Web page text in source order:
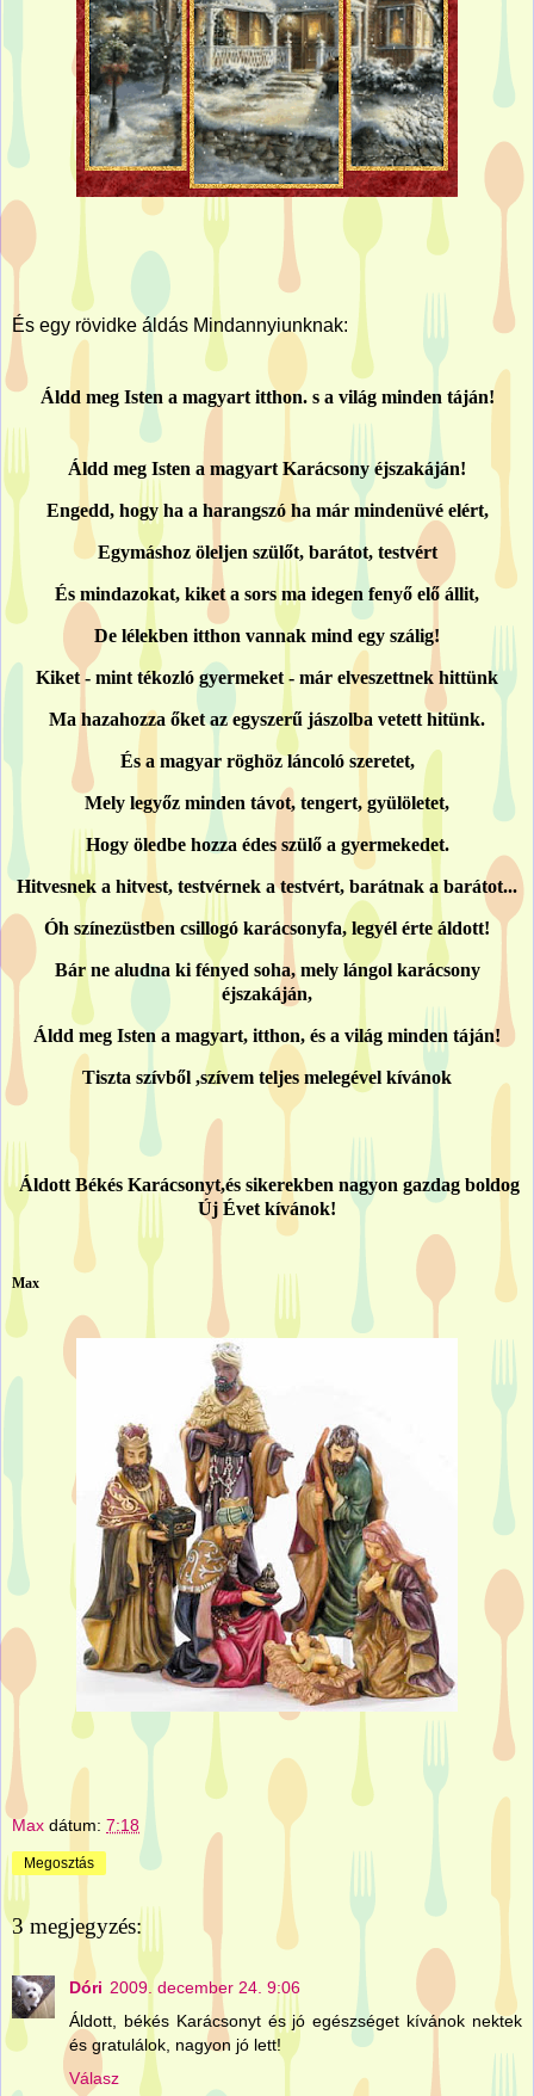
És egy rövidke áldás Mindannyiunknak:
Áldd meg Isten a magyart itthon. s a világ minden táján!
Áldd meg Isten a magyart Karácsony éjszakáján!
Engedd, hogy ha a harangszó ha már mindenüvé elért,
Egymáshoz öleljen szülőt, barátot, testvért
És mindazokat, kiket a sors ma idegen fenyő elő állit,
De lélekben itthon vannak mind egy szálig!
Kiket - mint tékozló gyermeket - már elveszettnek hittünk
Ma hazahozza őket az egyszerű jászolba vetett hitünk.
És a magyar röghöz láncoló szeretet,
Mely legyőz minden távot, tengert, gyülöletet,
Hogy öledbe hozza édes szülő a gyermekedet.
Hitvesnek a hitvest, testvérnek a testvért, barátnak a barátot...
Óh színezüstben csillogó karácsonyfa, legyél érte áldott!
Bár ne aludna ki fényed soha, mely lángol karácsony
éjszakáján,
Áldd meg Isten a magyart, itthon, és a világ minden táján!
Tiszta szívből ,szívem teljes melegével kívánok
Áldott Békés Karácsonyt,és sikerekben nagyon gazdag boldog
Új Évet kívánok!
Max
Max dátum: 7:18
Megosztás
3 megjegyzés:
Dóri 2009. december 24. 9:06
Áldott, békés Karácsonyt és jó egészséget kívánok nektek
és gratulálok, nagyon jó lett!
Válasz